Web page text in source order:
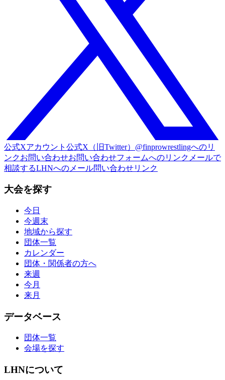
公式Xアカウント 公式X（旧Twitter）@finprowrestlingへのリ
ンクお問い合わせお問い合わせフォームへのリンク メールで
相談するLHNへのメール問い合わせリンク
大会を探す
今日
今週末
地域から探す
団体一覧
カレンダー
団体・関係者の方へ
来週
今月
来月
データベース
団体一覧
会場を探す
LHNについて